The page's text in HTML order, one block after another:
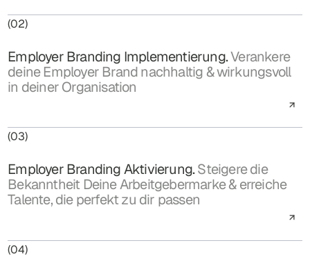
(02)
Employer Branding Implementierung.Verankere
deine Employer Brand nachhaltig & wirkungsvoll
in deiner Organisation
(03)
Employer Branding Aktivierung.Steigere die
Bekanntheit Deine Arbeitgebermarke & erreiche
Talente, die perfekt zu dir passen
(04)